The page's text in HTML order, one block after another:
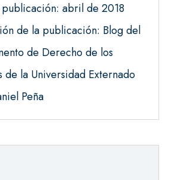
publicación: abril de 2018
de la publicación: Blog del
de Derecho de los
de la Universidad Externado
Peña